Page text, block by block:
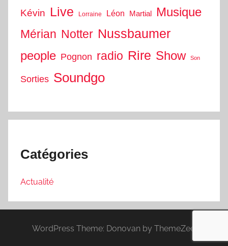
Kévin Live Lorraine Léon Martial
Musique
Mérian Notter Nussbaumer
people Pognon radio Rire Show Son
Sorties Soundgo
Catégories
Actualité
WordPress Theme: Donovan by ThemeZee.